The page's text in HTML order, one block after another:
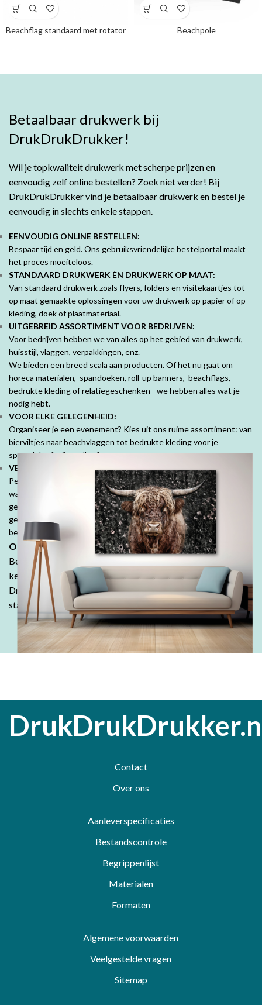
Beachflag standaard met rotator Beachpole
Betaalbaar drukwerk bij
DrukDrukDrukker!
Wil je topkwaliteit drukwerk met scherpe prijzen en
eenvoudig zelf online bestellen? Zoek niet verder! Bij
DrukDrukDrukker vind je betaalbaar drukwerk en bestel je
eenvoudig in slechts enkele stappen.
EENVOUDIG ONLINE BESTELLEN:
Bespaar tijd en geld. Ons gebruiksvriendelijke bestelportal maakt
het proces moeiteloos.
STANDAARD DRUKWERK ÉN DRUKWERK OP MAAT:
Van standaard drukwerk zoals flyers, folders en visitekaartjes tot
op maat gemaakte oplossingen voor uw drukwerk op papier of op
kleding, doek of plaatmateriaal.
UITGEBREID ASSORTIMENT VOOR BEDRIJVEN:
Voor bedrijven hebben we van alles op het gebied van drukwerk,
huisstijl, vlaggen, verpakkingen, enz.
We bieden een breed scala aan producten. Of het nu gaat om
horeca materialen, spandoeken, roll-up banners, beachflags,
bedrukte kleding of relatiegeschenken - we hebben alles wat je
nodig hebt.
VOOR ELKE GELEGENHEID:
Organiseer je een evenement? Kies uit ons ruime assortiment: van
bierviltjes naar beachvlaggen tot bedrukte kleding voor je
sportclub of vrijgezellenfeest.
VEEL MOOIE PRODUCTEN VOOR PARTICULIEREN:
Personaliseer je ruimte met mooie fotoproducten. Prachtige
wanddecoraties, fotobehang, fotoboeken, kussens en tuinposters,
geef jouw herinneringen een speciale plek. Denk ook aan
geboorte- of trouwkaarten, geboortekussens en je persoonlijk
bedrukte tafelkleed.
Ontdek de DrukDrukDrukker-ervaring:
Bestel in onze webshop en ontdek waarom klanten keer op
keer kiezen voor de kwaliteit en betaalbaarheid van
DrukDrukDrukker.Laat jouw ideeën tot leven komen - wij
staan voor je klaar!
Contact
Over ons
Aanleverspecificaties
Bestandscontrole
Begrippenlijst
Materialen
Formaten
Algemene voorwaarden
Veelgestelde vragen
Sitemap